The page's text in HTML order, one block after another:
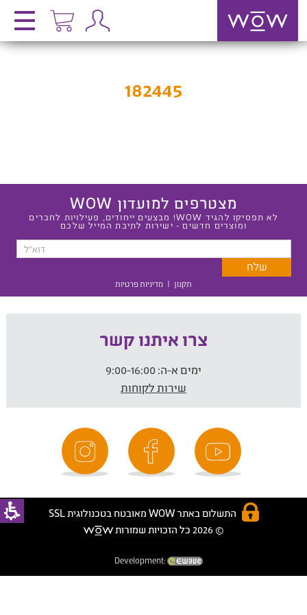
182445
מצטרפים למועדון WOW
לא תפסיקו להגיד WOW! מבצעים ייחודים, פעילויות לחברים
ומוצרים חדשים - ישירות לתיבת המייל שלכם
תקנון | מדיניות פרטיות
צרו איתנו קשר
ימים א-ה:
שירות לקוחות
התשלום באתר WOW מאובטח בטכנולוגית SSL
© 2026 כל הזכויות שמורות
Development: